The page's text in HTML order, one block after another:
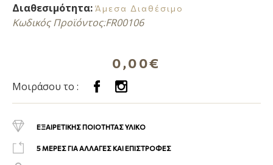
Διαθεσιμότητα: Άμεσα Διαθέσιμο
Κωδικός Προϊόντος:FR00106
0,00€
Μοιράσου το :
ΕΞΑΙΡΕΤΙΚΗΣ ΠΟΙΟΤΗΤΑΣ ΥΛΙΚΟ
5 ΜΕΡΕΣ ΓΙΑ ΑΛΛΑΓΕΣ ΚΑΙ ΕΠΙΣΤΡΟΦΕΣ